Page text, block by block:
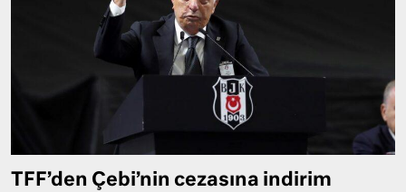
TFF’den Çebi’nin cezasına indirim